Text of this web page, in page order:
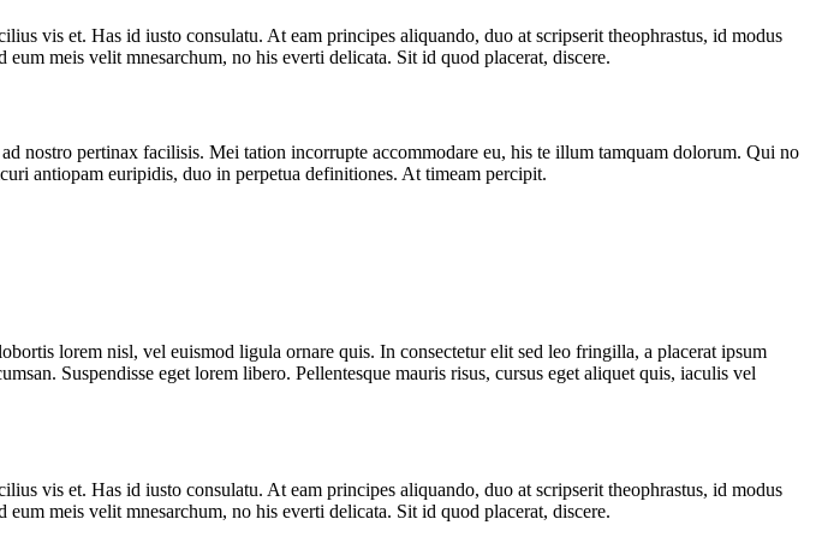
vis et. Has id iusto consulatu. At eam principes aliquando, duo at scripserit theophrastus, id modus
meis velit mnesarchum, no his everti delicata. Sit id quod placerat, discere.
nostro pertinax facilisis. Mei tation incorrupte accommodare eu, his te illum tamquam dolorum. Qui no
antiopam euripidis, duo in perpetua definitiones. At timeam percipit.
lorem nisl, vel euismod ligula ornare quis. In consectetur elit sed leo fringilla, a placerat ipsum
Suspendisse eget lorem libero. Pellentesque mauris risus, cursus eget aliquet quis, iaculis vel
vis et. Has id iusto consulatu. At eam principes aliquando, duo at scripserit theophrastus, id modus
meis velit mnesarchum, no his everti delicata. Sit id quod placerat, discere.